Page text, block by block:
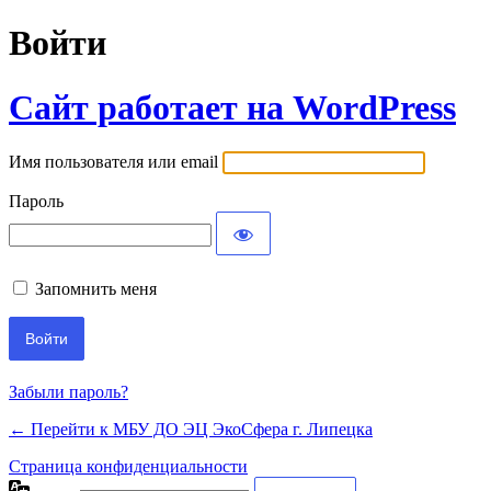
Войти
Сайт работает на WordPress
Имя пользователя или email
Пароль
Запомнить меня
Забыли пароль?
← Перейти к МБУ ДО ЭЦ ЭкоСфера г. Липецка
Страница конфиденциальности